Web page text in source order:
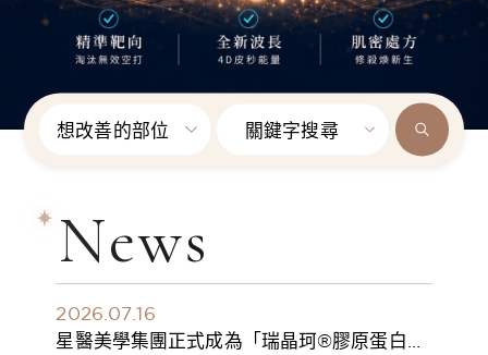
想改善的部位 關鍵字搜尋
News
2026.07.16
星醫美學集團正式成為「瑞晶珂®膠原蛋白植